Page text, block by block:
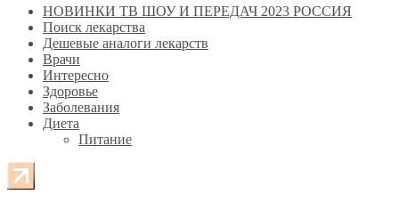
НОВИНКИ ТВ ШОУ И ПЕРЕДАЧ 2023 РОССИЯ
Поиск лекарства
Дешевые аналоги лекарств
Врачи
Интересно
Здоровье
Заболевания
Диета
Питание